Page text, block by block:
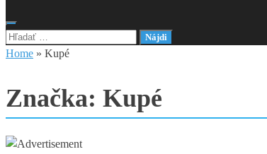
Hľadať:
Home » Kupé
Značka: Kupé